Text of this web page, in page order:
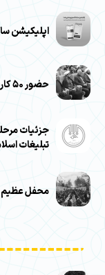
اپلیکیشن
حضور ۵۰ کارشناس در نخستین رویداد منطقه‌ای قرآنی
جزئیات
تبلیغات
محفل عظیم